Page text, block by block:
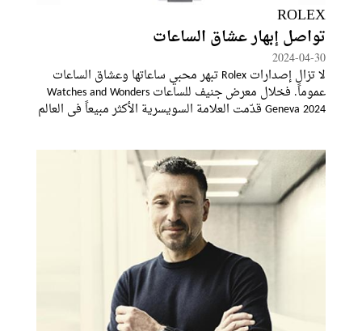
ROLEX
تواصل إبهار عشاق الساعات
2024-04-30
لا تزال إصدارات Rolex تبهر محبي ساعاتها وعشاق الساعات
عموماً. فخلال معرض جنيف للساعات Watches and Wonders
Geneva 2024 قدّمت العلامة السويسرية الأكثر مبيعاً في العالم